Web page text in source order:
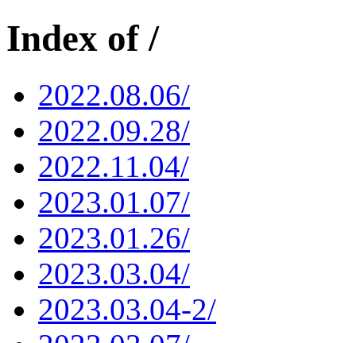
Index of /
2022.08.06/
2022.09.28/
2022.11.04/
2023.01.07/
2023.01.26/
2023.03.04/
2023.03.04-2/